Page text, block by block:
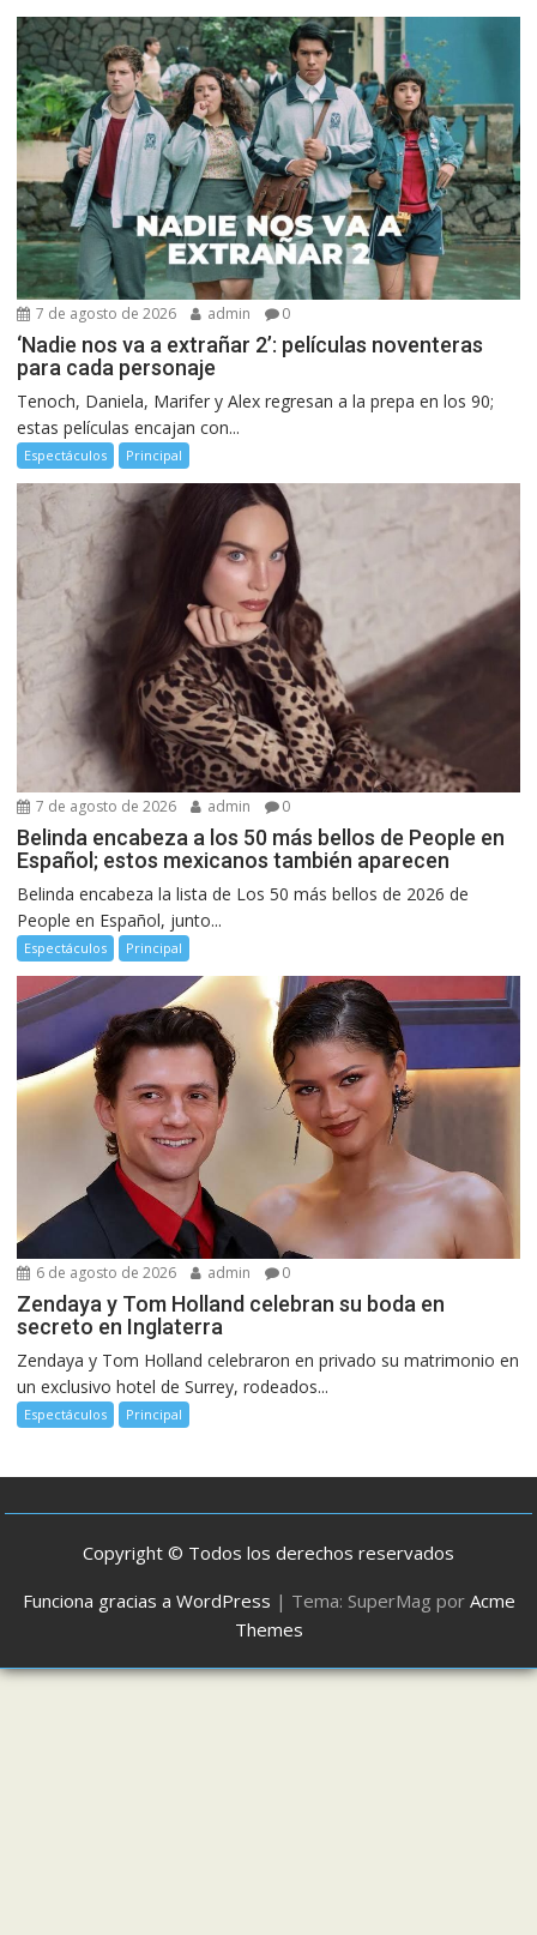
7 de agosto de 2026 admin 0
‘Nadie nos va a extrañar 2’: películas noventeras
para cada personaje
Tenoch, Daniela, Marifer y Alex regresan a la prepa en los 90;
estas películas encajan con...
Espectáculos Principal
7 de agosto de 2026 admin 0
Belinda encabeza a los 50 más bellos de People en
Español; estos mexicanos también aparecen
Belinda encabeza la lista de Los 50 más bellos de 2026 de
People en Español, junto...
Espectáculos Principal
6 de agosto de 2026 admin 0
Zendaya y Tom Holland celebran su boda en
secreto en Inglaterra
Zendaya y Tom Holland celebraron en privado su matrimonio en
un exclusivo hotel de Surrey, rodeados...
Espectáculos Principal
Copyright © Todos los derechos reservados
Funciona gracias a WordPress | Tema: SuperMag por Acme
Themes